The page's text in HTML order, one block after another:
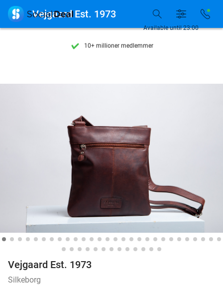
Tilgængelig 7 dage om ugen
10+ millioner medlemmer
10+ millioner medlemmer
Available until 23:00
 Vejgaard Est. 1973
Vejgaard Est. 1973
Silkeborg